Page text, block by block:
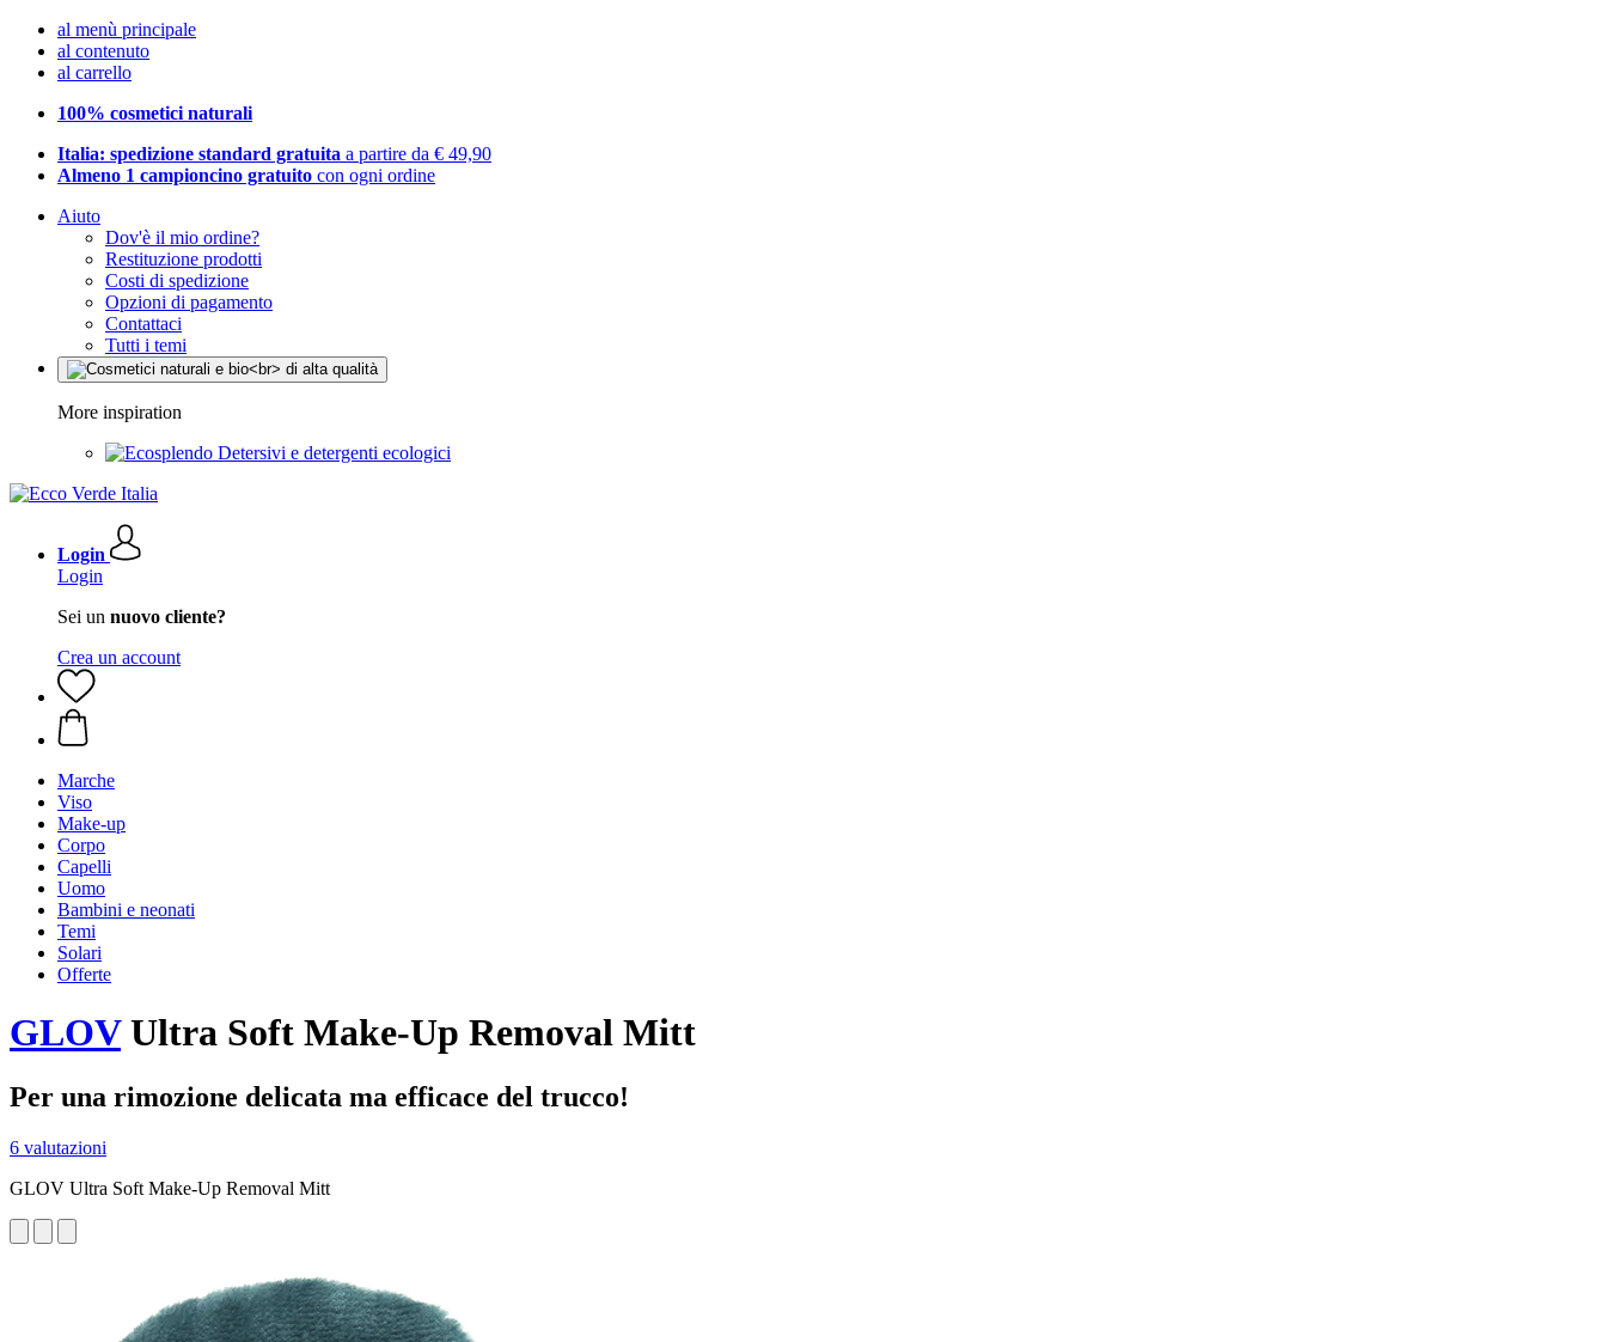
al menù principale
al contenuto
al carrello
100% cosmetici naturali
Italia: spedizione standard gratuita a partire da € 49,90
Almeno 1 campioncino gratuito con ogni ordine
Aiuto
Dov'è il mio ordine?
Restituzione prodotti
Costi di spedizione
Opzioni di pagamento
Contattaci
Tutti i temi
More inspiration
Detersivi e detergenti ecologici
Login
Login
Sei un nuovo cliente?
Crea un account
Marche
Viso
Make-up
Corpo
Capelli
Uomo
Bambini e neonati
Temi
Solari
Offerte
GLOVUltra Soft Make-Up Removal Mitt
Per una rimozione delicata ma efficace del trucco!
6 valutazioni
GLOV Ultra Soft Make-Up Removal Mitt